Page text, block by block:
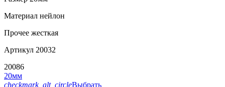
Материал нейлон
Прочее жесткая
Артикул 20032
20086
20мм
checkmark_alt_circleВыбрать